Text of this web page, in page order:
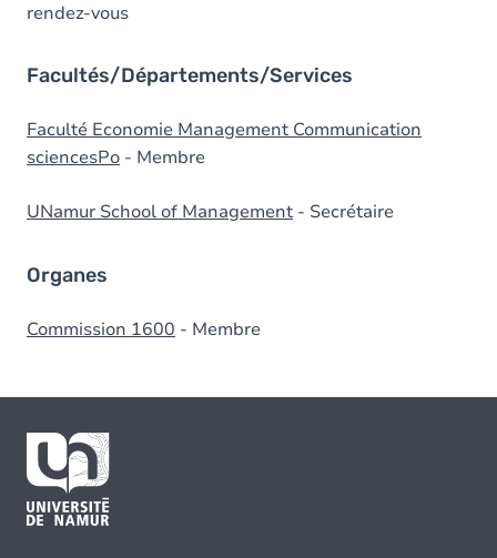
rendez-vous
Facultés/Départements/Services
Faculté Economie Management Communication
sciencesPo - Membre
UNamur School of Management - Secrétaire
Organes
Commission 1600 - Membre